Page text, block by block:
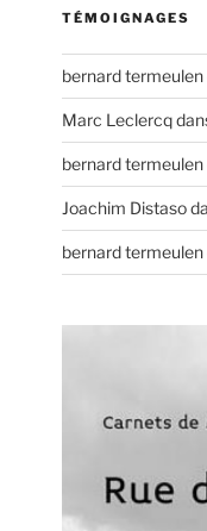
TÉMOIGNAGES
bernard termeulen
Marc Leclercq
bernard termeulen
Joachim Distaso
bernard termeulen